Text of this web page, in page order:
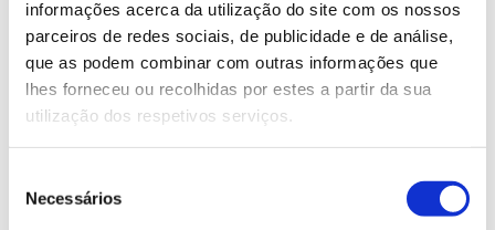
informações acerca da utilização do site com os nossos
parceiros de redes sociais, de publicidade e de análise,
que as podem combinar com outras informações que
lhes forneceu ou recolhidas por estes a partir da sua
utilização dos respetivos serviços.
Necessários
13.07.2026
Genoma do priolo e de outras espécies em risco:
conhecer para conservar
02.07.2026